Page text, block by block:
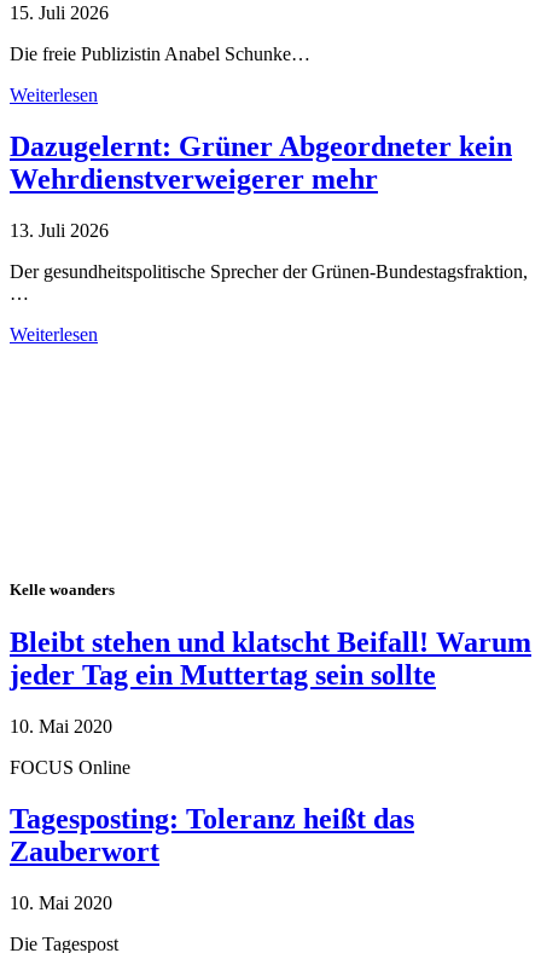
15. Juli 2026
Die freie Publizistin Anabel Schunke…
Weiterlesen
Dazugelernt: Grüner Abgeordneter kein
Wehrdienstverweigerer mehr
13. Juli 2026
Der gesundheitspolitische Sprecher der Grünen-Bundestagsfraktion,
…
Weiterlesen
Kelle woanders
Bleibt stehen und klatscht Beifall! Warum
jeder Tag ein Muttertag sein sollte
10. Mai 2020
FOCUS Online
Tagesposting: Toleranz heißt das
Zauberwort
10. Mai 2020
Die Tagespost